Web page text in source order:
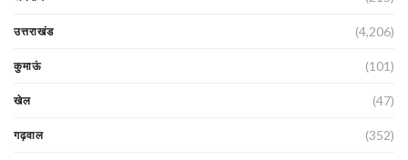
उत्तराखंड (4,206)
कुमाऊं (101)
खेल (47)
गढ़वाल (352)